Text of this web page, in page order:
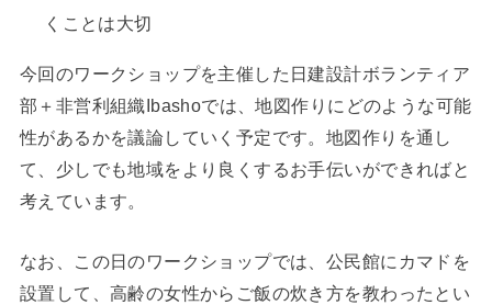
くことは大切
今回のワークショップを主催した日建設計ボランティア
部＋非営利組織Ibashoでは、地図作りにどのような可能
性があるかを議論していく予定です。地図作りを通し
て、少しでも地域をより良くするお手伝いができればと
考えています。
なお、この日のワークショップでは、公民館にカマドを
設置して、高齢の女性からご飯の炊き方を教わったとい